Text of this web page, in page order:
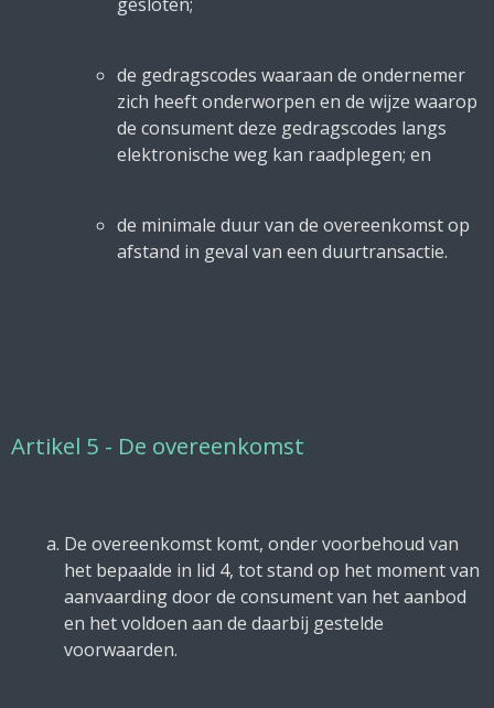
de gedragscodes waaraan de ondernemer
zich heeft onderworpen en de wijze waarop
de consument deze gedragscodes langs
elektronische weg kan raadplegen; en
de minimale duur van de overeenkomst op
afstand in geval van een duurtransactie.
Artikel 5 - De overeenkomst
De overeenkomst komt, onder voorbehoud van
het bepaalde in lid 4, tot stand op het moment van
aanvaarding door de consument van het aanbod
en het voldoen aan de daarbij gestelde
voorwaarden.